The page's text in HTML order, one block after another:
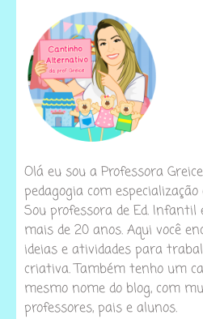
Olá eu sou a Professora
pedagogia com
Sou professora de Ed.
mais de 20 anos. Aqui você
ideias e atividades para
criativa. Também tenho um
mesmo nome do blog, com
professores, pais e alunos.